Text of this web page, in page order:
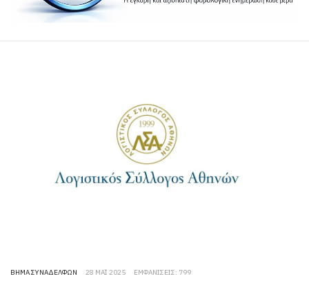
ΒΉΜΑ ΣΥΝΑΔΈΛΦΩΝ 28 ΜΆΙ 2025 ΕΜΦΑΝΊΣΕΙΣ: 799